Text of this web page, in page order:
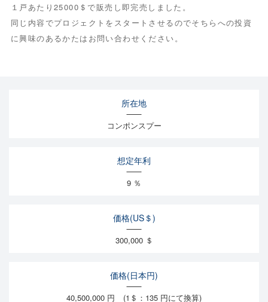
１戸あたり25000＄で販売し即完売しました。
同じ内容でプロジェクトをスタートさせるのでそちらへの投資
に興味のあるかたはお問い合わせください。
所在地
コンポンスプー
想定年利
9 ％
価格(US＄)
300,000 ＄
価格(日本円)
40,500,000 円 (1＄：135 円にて換算)